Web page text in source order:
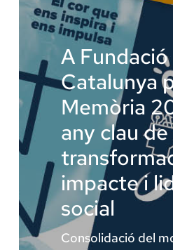
La Fundació
Àmbit Salut
Àmbit Social
Àmbit Educatiu
A
Catalunya
Memòria
any clau de
impacte i
social
Consolidació del